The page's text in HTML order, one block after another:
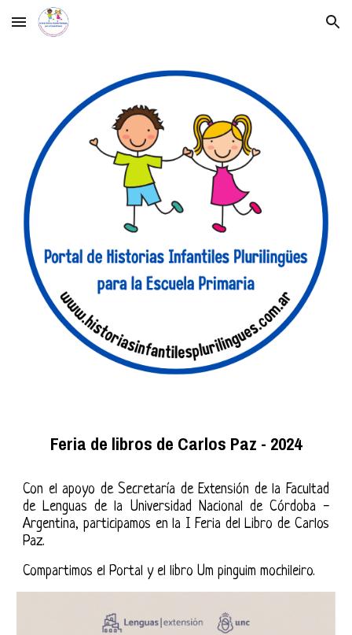
Skip to main content Skip to navigation
Feria de libros de Carlos Paz - 2024
Con el apoyo de Secretaría de Extensión de la Facultad
de Lenguas de la Universidad Nacional de Córdoba -
Argentina, participamos en la I Feria del Libro de Carlos
Paz.
Compartimos el Portal y el libro Um pinguim mochileiro.